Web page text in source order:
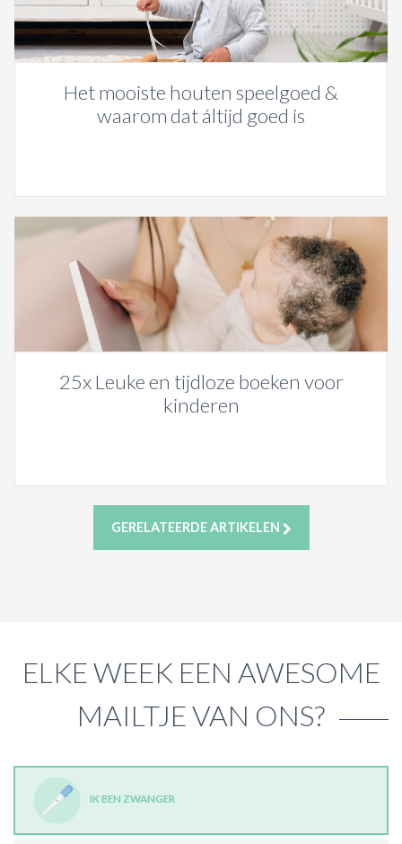
Het mooiste houten speelgoed &
waarom dat áltijd goed is
25x Leuke en tijdloze boeken voor
kinderen
GERELATEERDE ARTIKELEN
ELKE WEEK EEN AWESOME
MAILTJE VAN ONS?
IK BEN ZWANGER